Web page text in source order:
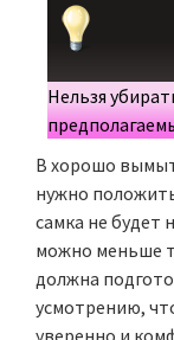
Нельзя
В хорошо
нужно
самка не будет
можно меньше
должна
усмотрению,
уверенно и